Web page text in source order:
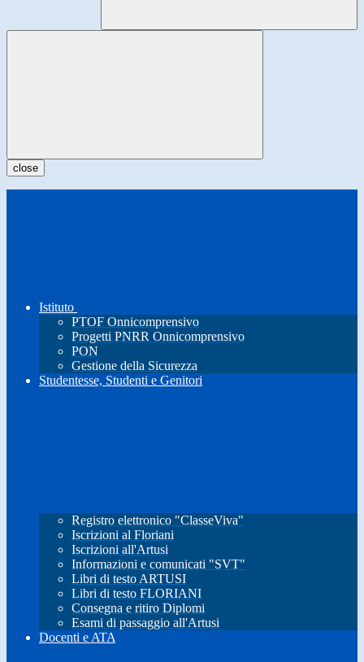
close
Istituto
PTOF Onnicomprensivo
Progetti PNRR Onnicomprensivo
PON
Gestione della Sicurezza
Studentesse, Studenti e Genitori
Registro elettronico "ClasseViva"
Iscrizioni al Floriani
Iscrizioni all'Artusi
Informazioni e comunicati "SVT"
Libri di testo ARTUSI
Libri di testo FLORIANI
Consegna e ritiro Diplomi
Esami di passaggio all'Artusi
Docenti e ATA